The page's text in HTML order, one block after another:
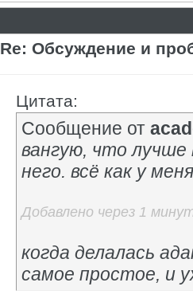
Re: Обсуждение и
Цитата:
Сообщение от
вангую, что
него. всё как у
Добавлено через 1
когда делалась
самое простое, и